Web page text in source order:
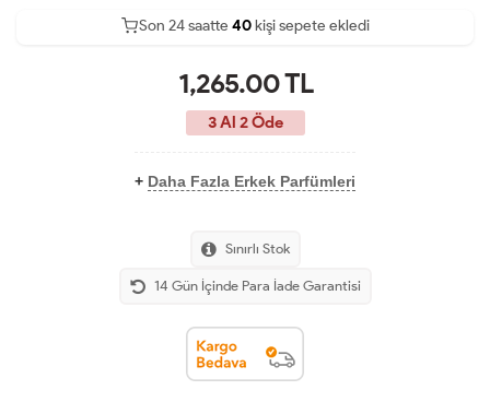
21
Son 24 saatte 42kişi sepete ekledi
15
1,265.00TL
3 Al 2 Öde
+ Daha Fazla Erkek Parfümleri
Sınırlı Stok
14 Gün İçinde Para İade Garantisi